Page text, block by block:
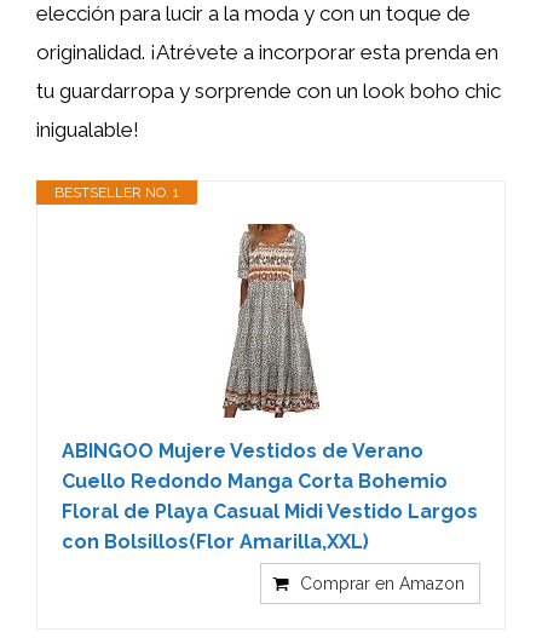
elección para lucir a la moda y con un toque de
originalidad. ¡Atrévete a incorporar esta prenda en
tu guardarropa y sorprende con un look boho chic
inigualable!
BESTSELLER NO. 1
ABINGOO Mujere Vestidos de Verano
Cuello Redondo Manga Corta Bohemio
Floral de Playa Casual Midi Vestido Largos
con Bolsillos(Flor Amarilla,XXL)
Comprar en Amazon